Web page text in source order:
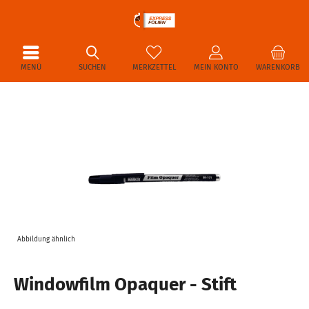
MENÜ WARENKORB
MERKZETTEL MEIN KONTO
SUCHEN
Abbildung ähnlich
Windowfilm Opaquer - Stift